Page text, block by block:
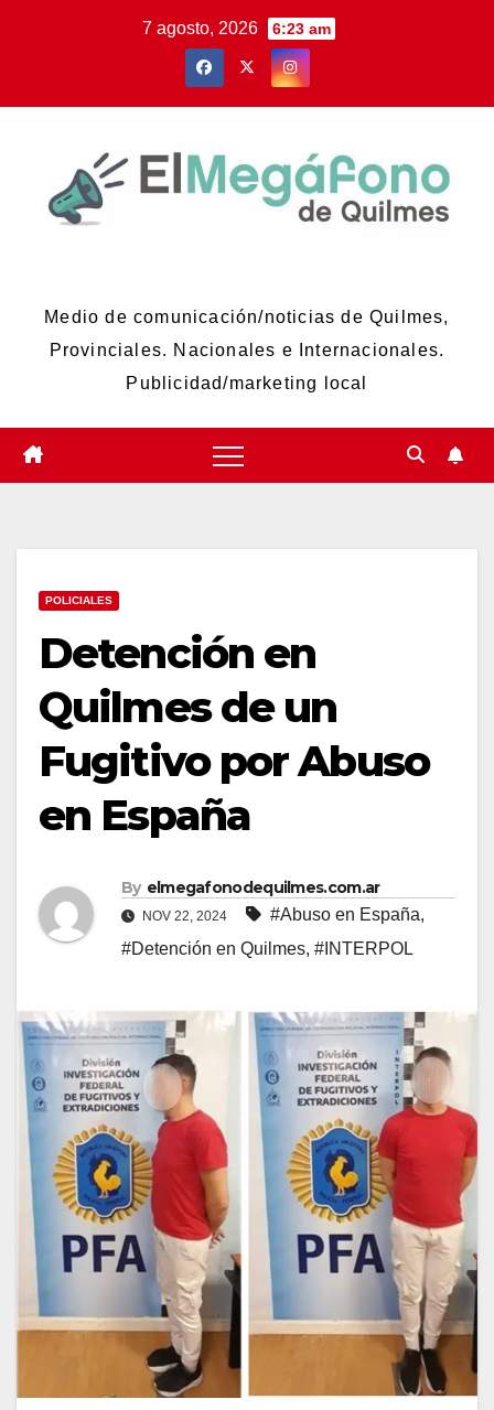
7 agosto, 2026 6:23 am
Medio de comunicación/noticias de Quilmes,
Provinciales. Nacionales e Internacionales.
Publicidad/marketing local
POLICIALES
Detención en
Quilmes de un
Fugitivo por Abuso
en España
By elmegafonodequilmes.com.ar
NOV 22, 2024 #Abuso en España,
#Detención en Quilmes, #INTERPOL